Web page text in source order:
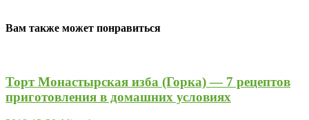
Вам также может понравиться
Торт Монастырская изба (Горка) — 7 рецептов
приготовления в домашних условиях